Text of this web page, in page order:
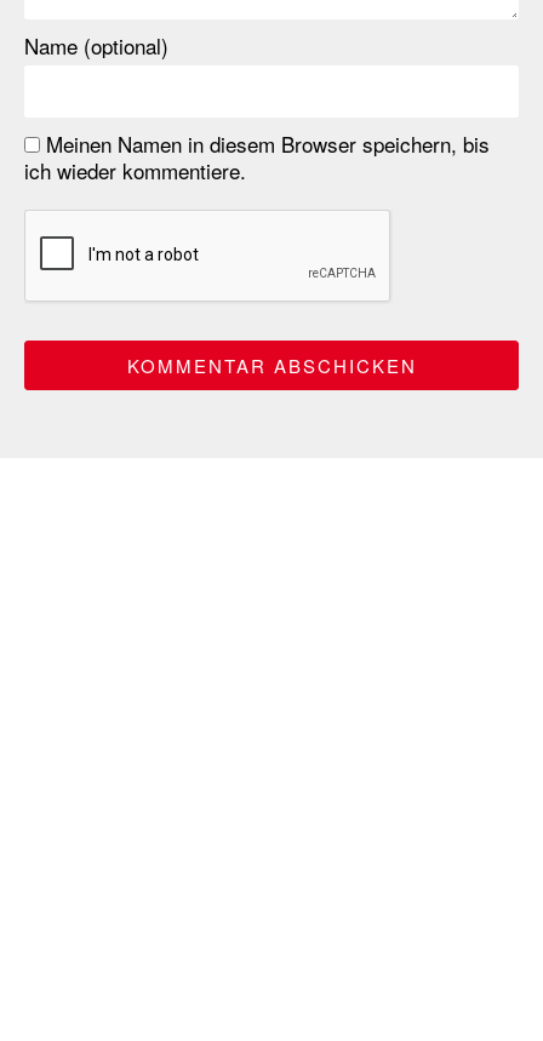
Name (optional)
Meinen Namen in diesem Browser speichern, bis
ich wieder kommentiere.